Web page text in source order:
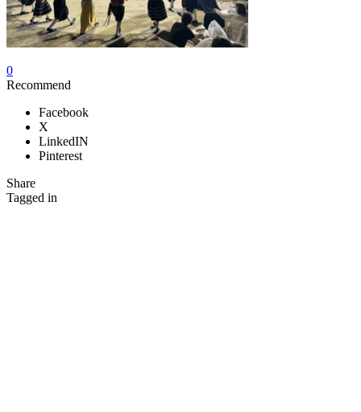
0
Recommend
Facebook
X
LinkedIN
Pinterest
Share
Tagged in